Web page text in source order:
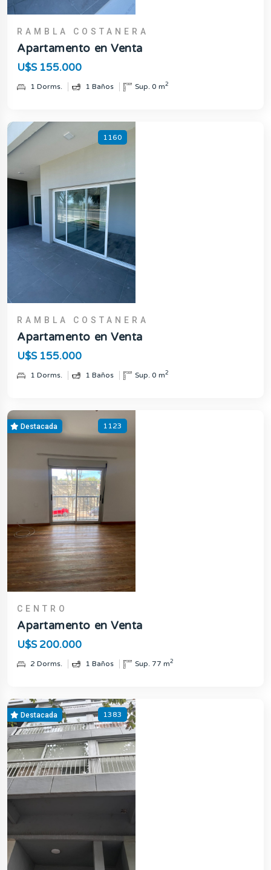
RAMBLA COSTANERA
Apartamento en Venta
U$S 155.000
1 Dorms. 1 Baños Sup. 0 m2
1160
RAMBLA COSTANERA
Apartamento en Venta
U$S 155.000
1 Dorms. 1 Baños Sup. 0 m2
Destacada 1123
CENTRO
Apartamento en Venta
U$S 200.000
2 Dorms. 1 Baños Sup. 77 m2
Destacada 1383